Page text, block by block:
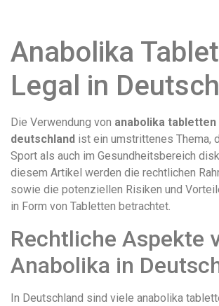
Anabolika
Legal in
Die Verwendung von anabolika tabletten
deutschland ist ein umstrittenes Thema,
Sport als auch im Gesundheitsbereich
diesem Artikel werden die rechtlichen
sowie die potenziellen Risiken und
in Form von Tabletten betrachtet.
Rechtliche Aspekte
Anabolika in
In Deutschland sind viele anabolika